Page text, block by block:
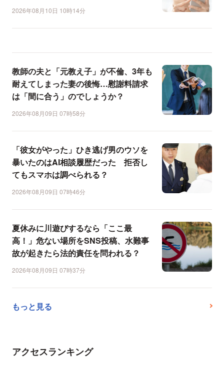
2026年08月10日 10時14分
教師の夫と「元教え子」が不倫、3年も
耐えてしまった妻の後悔…慰謝料請求
は「間に合う」のでしょうか？
2026年08月09日 07時58分
「彼女がやった」ひき逃げ男のウソを
暴いたのはAI相談履歴だった 拒否し
てもスマホは調べられる？
2026年08月09日 07時46分
夏休みに川遊びするなら「ここ最
高！」危ない場所をSNS投稿、水難事
故が起きたら法的責任を問われる？
2026年08月09日 07時37分
もっと見る
アクセスランキング